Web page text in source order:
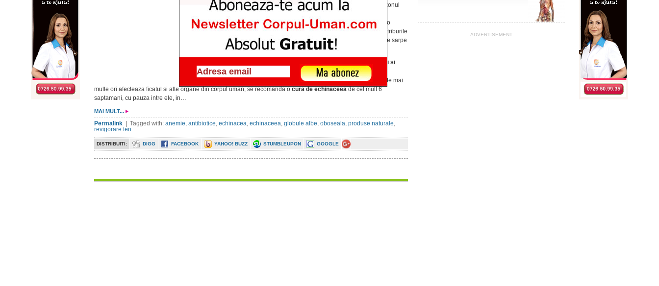
organsimul
, ferindu-l de gripa si raceala in sezonul
organismului impotriva infectiilor. Echinaceea, o
planta cu petale roz, descoperita in America la triburile
amerindiene, era folosita contra muscaturilor de sarpe
si in tratarea infectiilor.
Cum scapam de raceala in anotimpul rece?
Echinaceea – aliatul tau natural contra racelii si
Pentru a evita luarea de antibiotice, care de cele mai
multe ori afecteaza ficatul si alte organe din corpul uman, se recomanda o cura de echinaceea de cel mult 6
saptamani, cu pauza intre ele, in…
MAI MULT...
Permalink | Tagged with: anemie, antibiotice, echinacea, echinaceea, globule albe, oboseala, produse naturale,
revigorare ten
DISTRIBUITI: DIGG FACEBOOK YAHOO! BUZZ STUMBLEUPON GOOGLE
ADVERTISEMENT